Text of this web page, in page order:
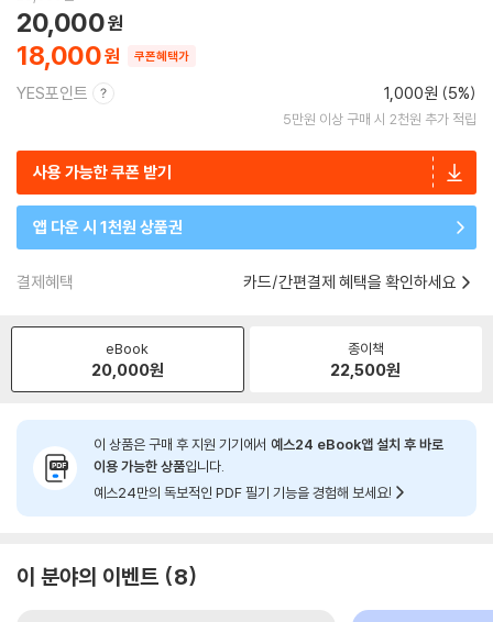
18,000
20,000
쿠폰혜택가
YES포인트 1,000원 (5%)
5만원 이상 구매 시 2천원 추가 적립
사용 가능한 쿠폰 받기
앱 다운 시 1천원 상품권
결제혜택 카드/간편결제 혜택을 확인하세요
eBook
20,000원
종이책
22,500원
이 상품은 구매 후 지원 기기에서 예스24 eBook앱 설치 후 바로
이용 가능한 상품입니다.
예스24만의 독보적인 PDF 필기 기능을 경험해 보세요!
이 분야의 이벤트 8